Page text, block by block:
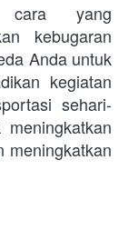
cara yang
kebugaran
Anda untuk
kegiatan
sehari-
meningkatkan